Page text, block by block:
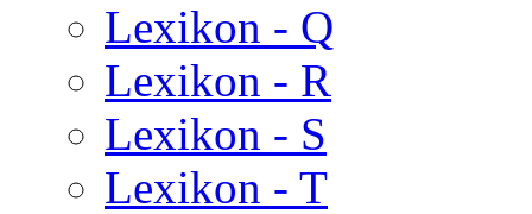
Lexikon - Q
Lexikon - R
Lexikon - S
Lexikon - T